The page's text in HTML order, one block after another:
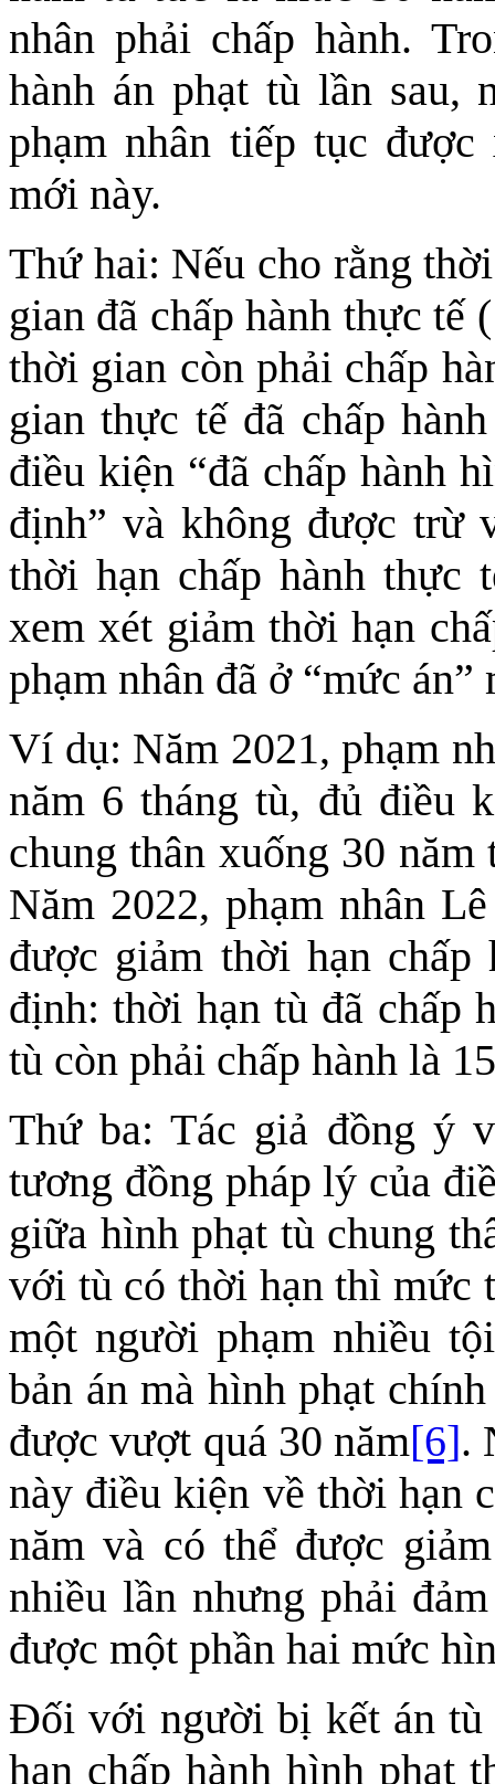
nhân phải chấp hành.
hành án phạt tù lần sau,
phạm nhân tiếp tục
mới này.
Thứ hai: Nếu cho rằng
gian đã chấp hành thực tế
thời gian còn phải chấp
gian thực tế đã chấp
điều kiện “đã chấp hành
định” và không được trừ
thời hạn chấp hành thực
xem xét giảm thời hạn
phạm nhân đã ở “mức
Ví dụ: Năm 2021, phạm
năm 6 tháng tù, đủ điều
chung thân xuống 30
Năm 2022, phạm nhân
được giảm thời hạn
định: thời hạn tù đã chấp
tù còn phải chấp hành là
Thứ ba: Tác giả đồng ý
tương đồng pháp lý của
giữa hình phạt tù chung
với tù có thời hạn thì mức
một người phạm nhiều
bản án mà hình phạt
được vượt quá 30 năm[6].
này điều kiện về thời hạn
năm và có thể được
nhiều lần nhưng phải
được một phần hai mức
Đối với người bị kết án tù
hạn chấp hành hình phạt